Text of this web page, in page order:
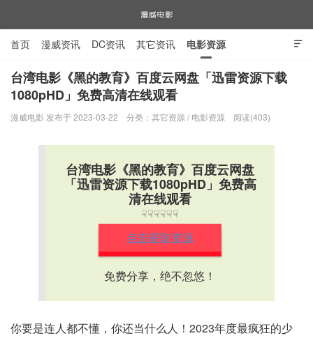
漫威电影

首页 漫威资讯 DC资讯 其它资讯 电影资源
电视剧资源 漫威图片
台湾电影《黑的教育》百度云网盘「迅雷资源下载
1080pHD」免费高清在线观看
漫威电影 发布于 2023-03-22 分类： 其它资源 / 电影资源 阅读(403)
台湾电影《黑的教育》百度云网盘
「迅雷资源下载1080pHD」免费高
清在线观看
☟☟☟☟☟☟
点击获取资源
免费分享，绝不忽悠！
你要是连人都不懂，你还当什么人！2023年度最疯狂的少